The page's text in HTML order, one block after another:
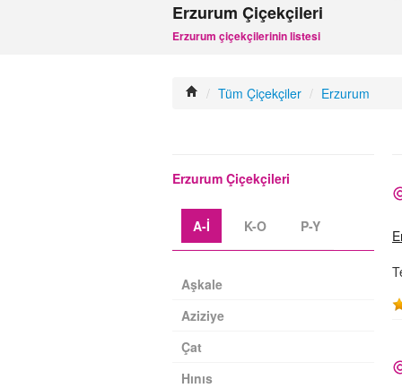
Erzurum Çiçekçileri
Erzurum çiçekçilerinin listesi
/ Tüm Çiçekçiler / Erzurum
Erzurum Çiçekçileri
A-İ K-O P-Y
Aşkale
Aziziye
Çat
Hınıs